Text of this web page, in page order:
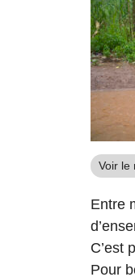
Voir le
Entre
C’est
Pour